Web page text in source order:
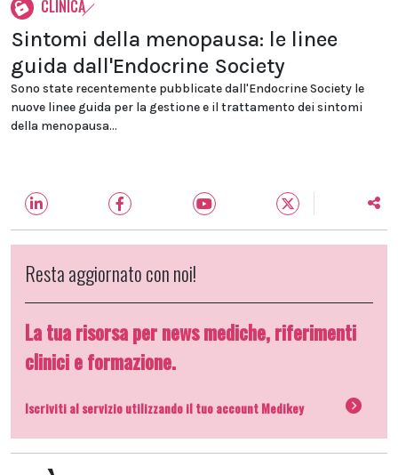
CLINICA
Sintomi della menopausa: le linee
guida dall'Endocrine Society
Sono state recentemente pubblicate dall'Endocrine Society le
nuove linee guida per la gestione e il trattamento dei sintomi
della menopausa...
Resta aggiornato con noi!
La tua risorsa per news mediche, riferimenti
clinici e formazione.
Iscriviti al servizio utilizzando il tuo account Medikey